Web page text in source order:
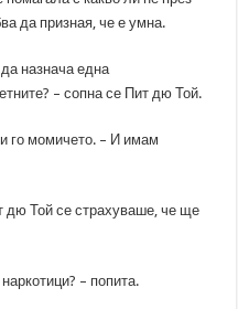
да призная, че е умна.
назнача една
– сопна се Пит дю Той.
го момичето. – И имам
дю Той се страхуваше, че ще
– попита.